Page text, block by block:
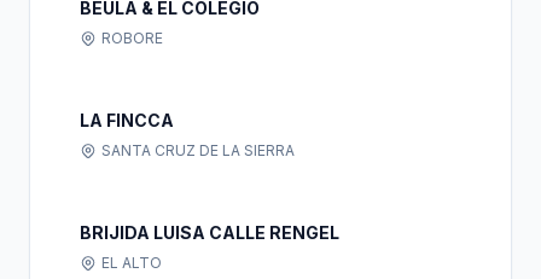
BEULA & EL COLEGIO
ROBORE
LA FINCCA
SANTA CRUZ DE LA SIERRA
BRIJIDA LUISA CALLE RENGEL
EL ALTO